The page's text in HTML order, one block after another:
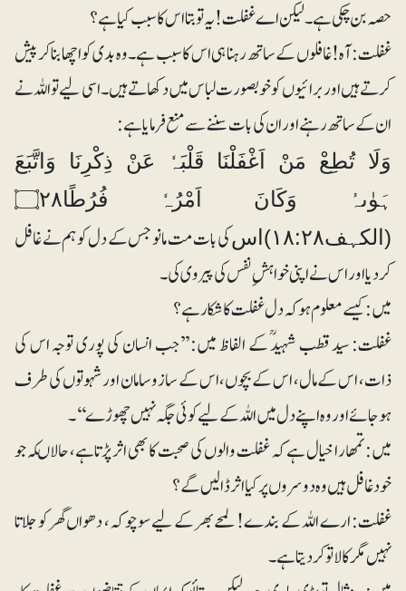
حصہ بن چکی ہے۔ لیکن اے غفلت! یہ تو بتا اس کا سبب کیا ہے؟
غفلت: آہ! غافلوں کے ساتھ رہنا ہی اس کا سبب ہے۔ وہ بدی کو اچھا بنا کر پیش
کرتے ہیں اور برائیوں کو خوبصورت لباس میں دکھاتے ہیں۔ اسی لیے تو اللہ نے
ان کے ساتھ رہنے اور ان کی بات سننے سے منع فرمایا ہے:
وَلَا تُطِعْ مَنْ اَغْفَلْنَا قَلْبَہٗ عَنْ ذِكْرِنَا وَاتَّبَعَ
ہَوٰىہُ وَكَانَ اَمْرُہٗ فُرُطًا۝۲۸
(الکہف۱۸:۲۸)اس
کی بات مت مانو جس کے دل کو ہم نے غافل
کردیا اور اس نے اپنی خواہشِ نفس کی پیروی کی۔
میں: کیسے معلوم ہو کہ دل غفلت کا شکار ہے؟
غفلت: سید قطب شہیدؒ کے الفاظ میں: ’’جب انسان کی پوری توجہ اس کی
ذات، اس کے مال، اس کے بچوں، اس کے سازوسامان اور شہوتوں کی طرف
ہوجائے اور وہ اپنے دل میں اللہ کے لیے کوئی جگہ نہیں چھوڑے‘‘۔
میں: تمھارا خیال ہے کہ غفلت والوں کی صحبت کا بھی اثر پڑتاہے، حالاںکہ جو
خود غافل ہیں وہ دوسروں پر کیا اثر ڈالیں گے؟
غفلت: ارے اللہ کے بندے! لمحے بھر کے لیے سوچو کہ، دھواں گھر کو جلاتا
نہیں مگر کالا تو کردیتا ہے۔